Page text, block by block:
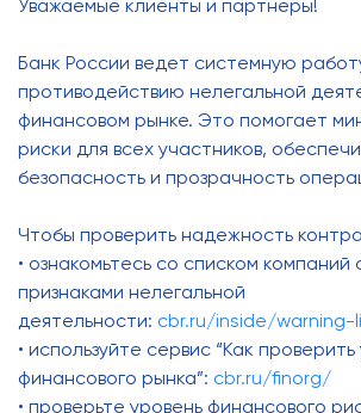
Уважаемые клиенты и партнеры!
Банк России ведет системную
противодействию нелегальной
финансовом рынке. Это помогает
риски для всех участников,
безопасность и прозрачность
Чтобы проверить надежность
• ознакомьтесь со списком компаний
признаками нелегальной
деятельности: cbr.ru/inside/
• используйте сервис “Как
финансового рынка”: cbr.ru/finorg/
• проверьте уровень финансового